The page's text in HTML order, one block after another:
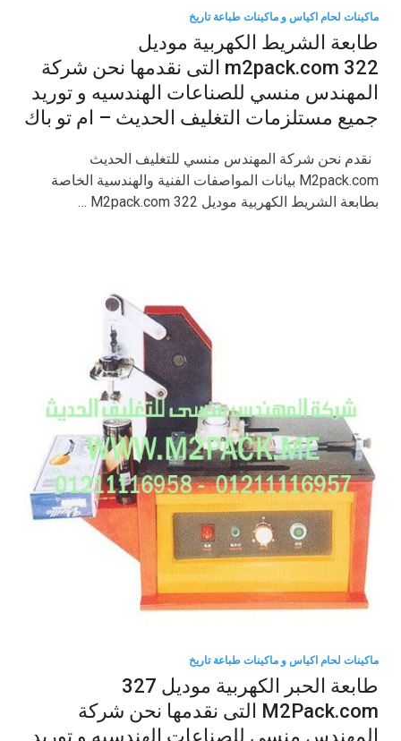
ماكينات لحام اكياس و ماكينات طباعة تاريخ
طابعة الشريط الكهربية موديل
m2pack.com 322 التى نقدمها نحن شركة
المهندس منسي للصناعات الهندسيه و توريد
جميع مستلزمات التغليف الحديث – ام تو باك
نقدم نحن شركة المهندس منسي للتغليف الحديث
M2pack.com بيانات المواصفات الفنية والهندسية الخاصة
بطابعة الشريط الكهربية موديل M2pack.com 322 …
ماكينات لحام اكياس و ماكينات طباعة تاريخ
طابعة الحبر الكهربية موديل 327
M2Pack.com التى نقدمها نحن شركة
المهندس منسي للصناعات الهندسيه و توريد